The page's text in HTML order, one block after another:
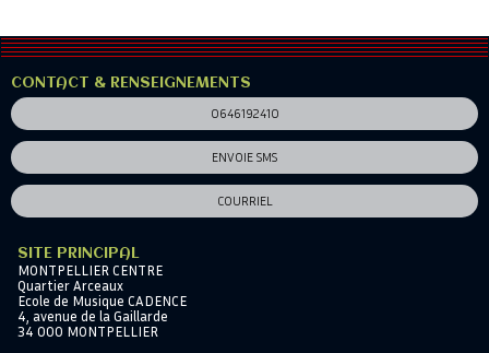
CONTACT & RENSEIGNEMENTS
0646192410
ENVOIE SMS
COURRIEL
SITE PRINCIPAL
MONTPELLIER CENTRE
Quartier Arceaux
Ecole de Musique CADENCE
4, avenue de la Gaillarde
34 000 MONTPELLIER